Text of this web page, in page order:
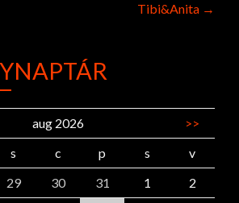
Tibi&Anita →
aug 2026
>>
s c p s
v
29 30 31 1
2